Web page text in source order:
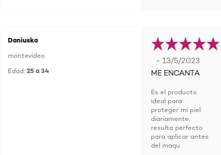
Daniuska
montevideo
Edad: 25 a 34
- 13/5/2023
ME ENCANTA
Es el producto
ideal para
proteger mi piel
diariamente,
resulta perfecto
para aplicar antes
del maqu